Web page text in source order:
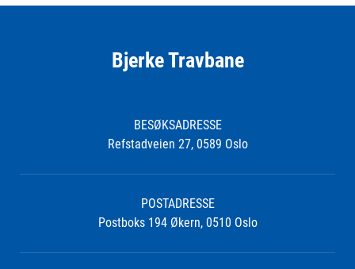
Bjerke Travbane
BESØKSADRESSE
Refstadveien 27, 0589 Oslo
POSTADRESSE
Postboks 194 Økern, 0510 Oslo